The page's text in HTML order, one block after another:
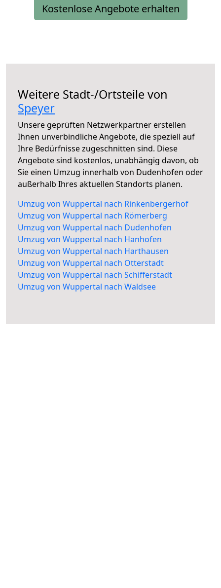
Kostenlose Angebote erhalten
Weitere Stadt-/Ortsteile von
Speyer
Unsere geprüften Netzwerkpartner erstellen
Ihnen unverbindliche Angebote, die speziell auf
Ihre Bedürfnisse zugeschnitten sind. Diese
Angebote sind kostenlos, unabhängig davon, ob
Sie einen Umzug innerhalb von Dudenhofen oder
außerhalb Ihres aktuellen Standorts planen.
Umzug von Wuppertal nach Rinkenbergerhof
Umzug von Wuppertal nach Römerberg
Umzug von Wuppertal nach Dudenhofen
Umzug von Wuppertal nach Hanhofen
Umzug von Wuppertal nach Harthausen
Umzug von Wuppertal nach Otterstadt
Umzug von Wuppertal nach Schifferstadt
Umzug von Wuppertal nach Waldsee